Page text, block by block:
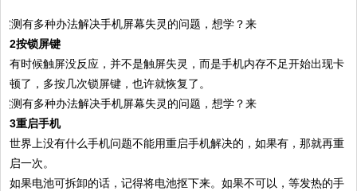
2按锁屏键
有时候触屏没反应，并不是触屏失灵，而是手机内存不足开始出现卡
顿了，多按几次锁屏键，也许就恢复了。
3重启手机
世界上没有什么手机问题不能用重启手机解决的，如果有，那就再重
启一次。
如果电池可拆卸的话，记得将电池抠下来。如果不可以，等发热的手